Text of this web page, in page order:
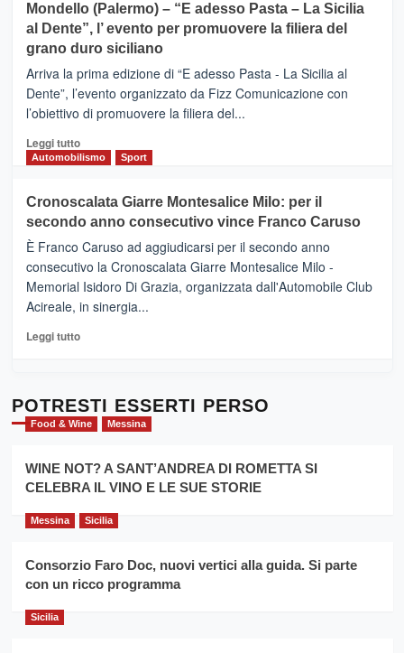
e
messaggi
di
CASTIGLIONE
DI
SICILIA
(Ct)
–
Il
Borgo
Gusto,
il
tra
sapori
vicoli
medievali
Mondello (Palermo) – “E adesso Pasta – La Sicilia
al Dente”, l’ evento per promuovere la filiera del
grano duro siciliano
Arriva la prima edizione di “E adesso Pasta - La Sicilia al
Dente”, l’evento organizzato da Fizz Comunicazione con
l’obiettivo di promuovere la filiera del...
Leggi tuttoLeggi
di
Mondello
(Palermo)
–
“E
adesso
Pasta
–
Sicilia
l’
evento
per
la
filiera
grano
Automobilismo Sport
Cronoscalata Giarre Montesalice Milo: per il
secondo anno consecutivo vince Franco Caruso
È Franco Caruso ad aggiudicarsi per il secondo anno
consecutivo la Cronoscalata Giarre Montesalice Milo -
Memorial Isidoro Di Grazia, organizzata dall'Automobile Club
Acireale, in sinergia...
Leggi tuttoLeggi
Cronoscalata
Giarre
Montesalice
per
il
anno
Franco
Caruso
POTRESTI ESSERTI PERSO
Food & Wine Messina
WINE NOT? A SANT’ANDREA DI ROMETTA SI
CELEBRA IL VINO E LE SUE STORIE
Messina Sicilia
Consorzio Faro Doc, nuovi vertici alla guida. Si parte
con un ricco programma
Sicilia